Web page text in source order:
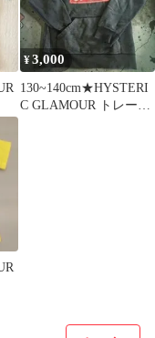
¥3,000
130~140cm★HYSTERI
C GLAMOUR トレーナ